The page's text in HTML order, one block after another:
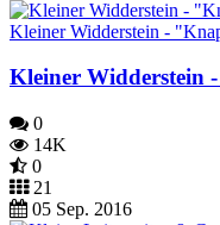
Kleiner Widderstein -
Kleiner Widderstein
0
14K
0
21
05 Sep. 2016